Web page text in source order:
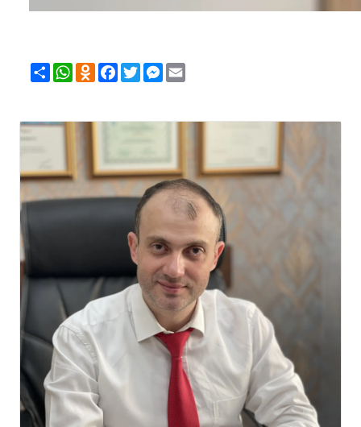
ShareWhatsApp
Odnoklassniki
Facebook
TwitterMessenger